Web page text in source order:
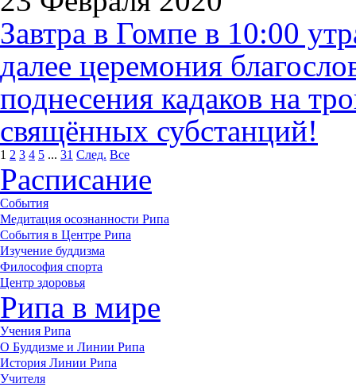
Завтра в Гомпе в 10:00
далее церемония
поднесения кадаков на
свящённых субстанций!
1 2 3 4 5 ... 31 След. Все
Расписание
События
Медитация осознанности Рипа
События в Центре Рипа
Изучение буддизма
Философия спорта
Центр здоровья
Рипа в мире
Учения Рипа
О Буддизме и Линии Рипа
История Линии Рипа
Учителя